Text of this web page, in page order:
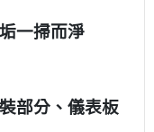
一掃而淨
部分、儀表板